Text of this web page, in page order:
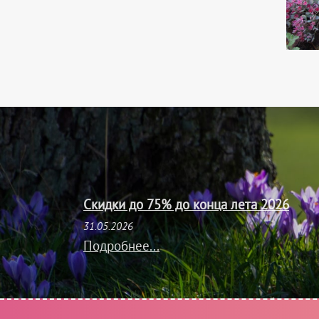
Скидки до 75% до конца лета 2026
31.05.2026
Подробнее...